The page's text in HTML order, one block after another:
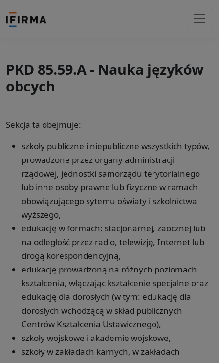
PKD 85.59.A - Nauka języków
obcych
Sekcja ta obejmuje:
szkoły publiczne i niepubliczne wszystkich typów,
prowadzone przez organy administracji
rządowej, jednostki samorządu terytorialnego
lub inne osoby prawne lub fizyczne w ramach
obowiązującego sytemu oświaty i szkolnictwa
wyższego,
edukację w formach: stacjonarnej, zaocznej lub
na odległość przez radio, telewizję, Internet lub
drogą korespondencyjną,
edukację prowadzoną na różnych poziomach
kształcenia, włączając kształcenie specjalne oraz
edukację dla dorosłych (w tym: edukację dla
dorosłych wchodzącą w skład publicznych
Centrów Kształcenia Ustawicznego),
szkoły wojskowe i akademie wojskowe,
szkoły w zakładach karnych, w zakładach